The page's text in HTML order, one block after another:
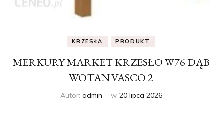
KRZESŁA PRODUKT
MERKURY MARKET KRZESŁO W76 DĄB
WOTAN VASCO 2
Autor: admin w 20 lipca 2026